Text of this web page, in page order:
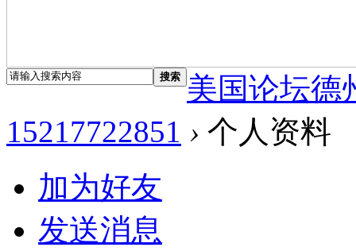
搜索
美国论坛德
15217722851 › 个人资料
加为好友
发送消息